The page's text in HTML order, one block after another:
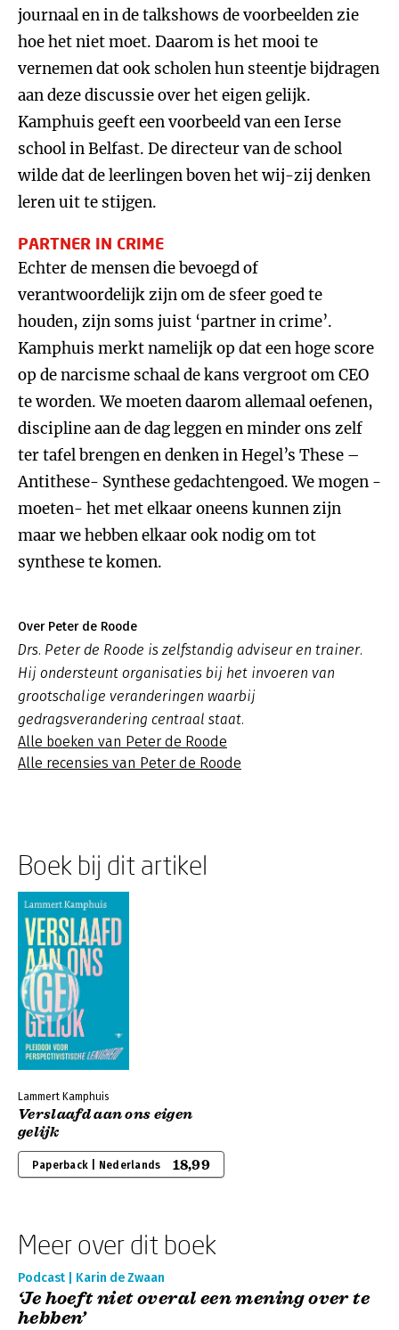
journaal en in de talkshows de voorbeelden zie
hoe het niet moet. Daarom is het mooi te
vernemen dat ook scholen hun steentje bijdragen
aan deze discussie over het eigen gelijk.
Kamphuis geeft een voorbeeld van een Ierse
school in Belfast. De directeur van de school
wilde dat de leerlingen boven het wij-zij denken
leren uit te stijgen.
PARTNER IN CRIME
Echter de mensen die bevoegd of
verantwoordelijk zijn om de sfeer goed te
houden, zijn soms juist ‘partner in crime’.
Kamphuis merkt namelijk op dat een hoge score
op de narcisme schaal de kans vergroot om CEO
te worden. We moeten daarom allemaal oefenen,
discipline aan de dag leggen en minder ons zelf
ter tafel brengen en denken in Hegel’s These –
Antithese- Synthese gedachtengoed. We mogen -
moeten- het met elkaar oneens kunnen zijn
maar we hebben elkaar ook nodig om tot
synthese te komen.
Over Peter de Roode
Drs. Peter de Roode is zelfstandig adviseur en trainer.
Hij ondersteunt organisaties bij het invoeren van
grootschalige veranderingen waarbij
gedragsverandering centraal staat.
Alle boeken van Peter de Roode
Alle recensies van Peter de Roode
Boek bij dit artikel
Lammert Kamphuis
Verslaafd aan ons eigen
gelijk
Paperback | Nederlands 18,99
Meer over dit boek
Podcast | Karin de Zwaan
‘Je hoeft niet overal een mening over te
hebben’